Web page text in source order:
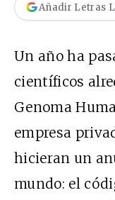
Añadir Letras
Un año ha
científicos
Genoma
empresa
hicieran un
mundo: el